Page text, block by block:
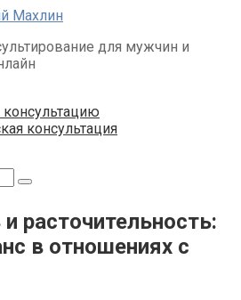
Махлин
для мужчин и
консультацию
консультация
расточительность:
в отношениях с